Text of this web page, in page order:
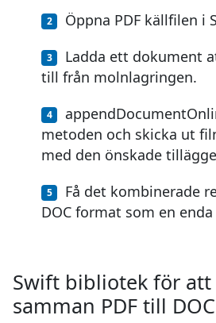
Öppna PDF källfilen i
Ladda ett dokument
till från molnlagringen.
metoden och skicka ut
med den önskade
Få det kombinerade
DOC format som en
Swift bibliotek för att
samman PDF till DOC